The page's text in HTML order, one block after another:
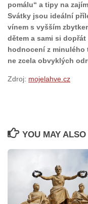
pomálu“ a tipy na
Svátky jsou ideální
vínem s vyšším
dětem a sami si
hodnocení z minulého
ne zcela obvyklých
Zdroj: mojelahve.cz
YOU MAY